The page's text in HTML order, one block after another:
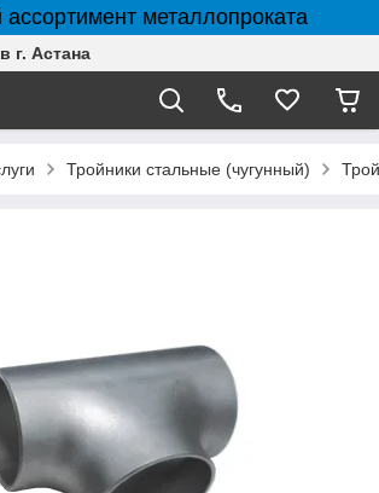
металлопроката
г. Астана
Тройники стальные (чугунный)